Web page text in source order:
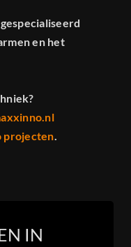
en het
projecten.
IN